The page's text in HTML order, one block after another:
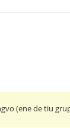
(ene de tiu